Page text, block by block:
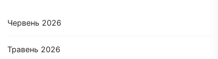
Червень 2026
Травень 2026